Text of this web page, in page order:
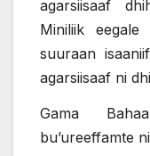
agarsiisaaf
Miniliik eegale
suuraan
agarsiisaaf ni
Gama
bu’ureeffamte